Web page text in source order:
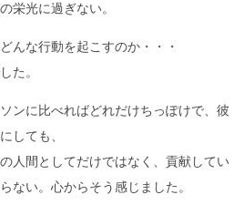
栄光に過ぎない。
んな行動を起こすのか・・・
た。
ンに比べればどれだけちっぽけで、彼
しても、
人間としてだけではなく、貢献してい
ない。心からそう感じました。